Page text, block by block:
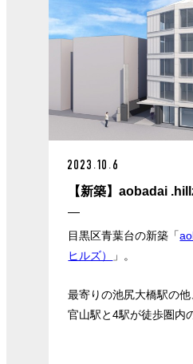
2023.10.6
【新築】aobadai
目黒区青葉台の新築「
ヒルズ）
」。
最寄りの池尻大橋駅の
官山駅と4駅が徒歩圏内